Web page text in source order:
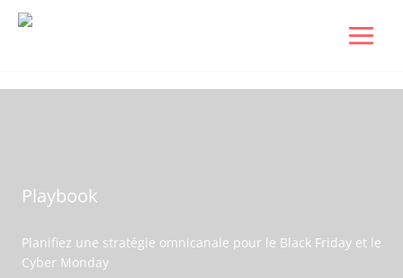
Aller
Playbook
Planifiez une stratégie omnicanale pour le Black Friday et le
Cyber ​​Monday